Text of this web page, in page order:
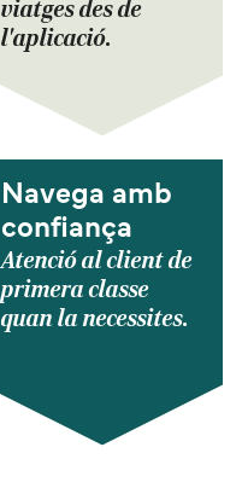
viatges des de
l'aplicació.
Navega amb
confiança
Atenció al client de
primera classe
quan la necessites.